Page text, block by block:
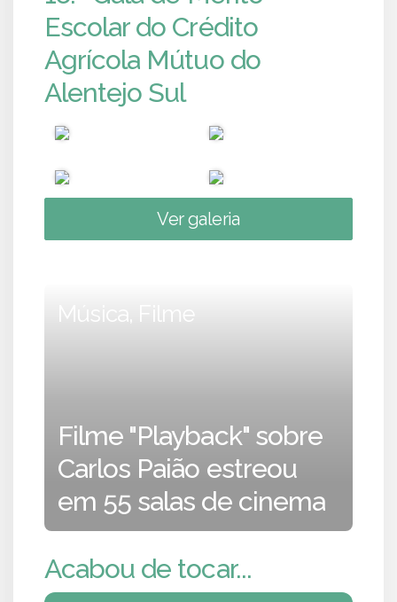
Escolar do Crédito
Agrícola Mútuo do
Alentejo Sul
Ver galeria
Música, Filme
Filme "Playback" sobre
Carlos Paião estreou
em 55 salas de cinema
Acabou de tocar...